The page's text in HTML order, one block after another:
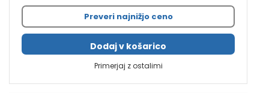
Preveri najnižjo ceno
Dodaj v košarico
Primerjaj z ostalimi